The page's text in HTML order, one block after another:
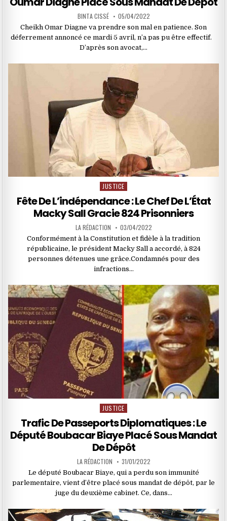
BINTA CISSÉ 05/04/2022
Cheikh Omar Diagne va prendre son mal en patience. Son
déferrement annoncé ce mardi 5 avril, n’a pas pu être effectif.
D’après son avocat,…
Posted
in
JUSTICE
Fête De L’indépendance : Le Chef De L’État
Macky Sall Gracie 824 Prisonniers
LA RÉDACTION 03/04/2022
Conformément à la Constitution et fidèle à la tradition
républicaine, le président Macky Sall a accordé, à 824
personnes détenues une grâce.Condamnés pour des
infractions…
Posted
JUSTICE
Trafic De Passeports Diplomatiques : Le
Député Boubacar Biaye Placé Sous Mandat
De Dépôt
LA RÉDACTION 31/01/2022
Le député Boubacar Biaye, qui a perdu son immunité
parlementaire, vient d’être placé sous mandat de dépôt, par le
juge du deuxième cabinet. Ce, dans…